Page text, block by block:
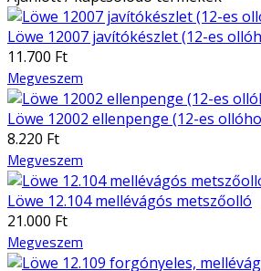
Löwe 12007 javítókészlet (12-es
11.700 Ft
Megveszem
Löwe 12002 ellenpenge (12-es
8.220 Ft
Megveszem
Löwe 12.104 mellévágós metszőolló
21.000 Ft
Megveszem